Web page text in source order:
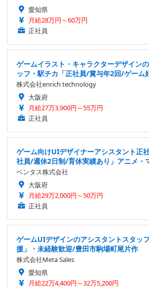
愛知県
月給28万円～60万円
正社員
ゲームイラスト・キャラクターデザイン
ッフ・駅チカ「正社員/賞与年2回/ゲーム
株式会社enrich technology
大阪府
月給27万3,900円～55万円
正社員
ゲーム向けUIデザイナーアシスタント正
社員/週休2日制/育休実績あり」アニメ・
ベンタス株式会社
大阪府
月給29万2,000円～50万円
正社員
ゲームUIデザインのアシスタントスタッ
援」・未経験歓迎/豊田市駒場町尾片作
株式会社Meta Sales
愛知県
月給22万4,400円～32万5,200円